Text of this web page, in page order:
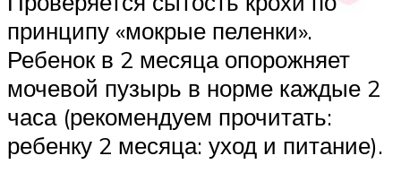
принципу «мокрые пеленки».
Ребенок в 2 месяца опорожняет
мочевой пузырь в норме каждые 2
часа (рекомендуем прочитать:
ребенку 2 месяца: уход и питание).